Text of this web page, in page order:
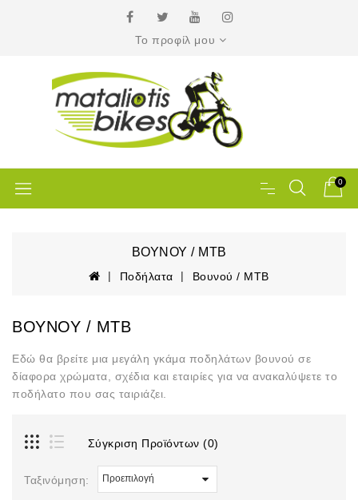
Το προφίλ μου
0
ΒΟΥΝΟΎ / MTB
Ποδήλατα Βουνού / MTB
ΒΟΥΝΟΎ / MTB
Εδώ θα βρείτε μια μεγάλη γκάμα ποδηλάτων βουνού σε
δίαφορα χρώματα, σχέδια και εταιρίες για να ανακαλύψετε το
ποδήλατο που σας ταιριάζει.
Σύγκριση Προϊόντων (0)
Ταξινόμηση: